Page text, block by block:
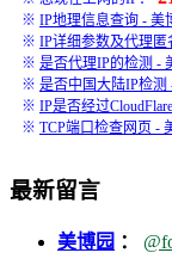
※ IP地理信息查询 - 美
※ IP详细参数及代理匿
※ 是否代理IP的检测 -
※ 是否中国大陆IP检测
※ IP是否经过
※ TCP端口检查网页 -
最新留言
美博园 ：